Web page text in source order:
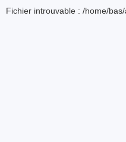
Fichier introuvable : /home/